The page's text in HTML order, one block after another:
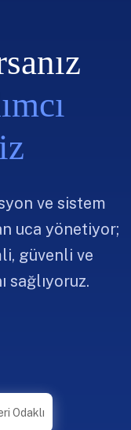
ve sistem
uca yönetiyor;
güvenli ve
sağlıyoruz.
Odaklı